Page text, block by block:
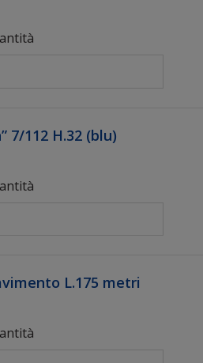
7/112 H.32 (blu)
L.175 metri